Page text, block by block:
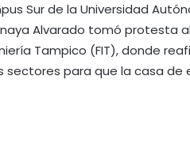
Sur de la Universidad
Alvarado tomó protesta
Tampico (FIT), donde
para que la casa de